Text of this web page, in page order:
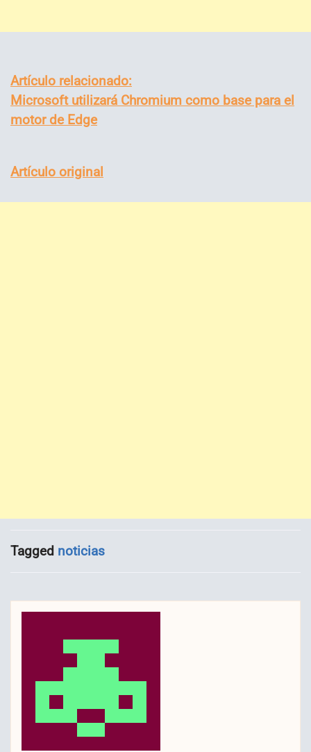
Artículo relacionado:
Microsoft utilizará Chromium como base para el
motor de Edge
Artículo original
Tagged noticias